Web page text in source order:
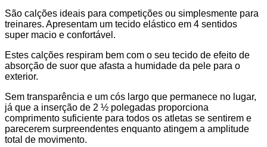
São calções ideais para competições ou simplesmente para
treinares. Apresentam um tecido elástico em 4 sentidos
super macio e confortável.
Estes calções respiram bem com o seu tecido de efeito de
absorção de suor que afasta a humidade da pele para o
exterior.
Sem transparência e um cós largo que permanece no lugar,
já que a inserção de 2 ½ polegadas proporciona
comprimento suficiente para todos os atletas se sentirem e
parecerem surpreendentes enquanto atingem a amplitude
total de movimento.